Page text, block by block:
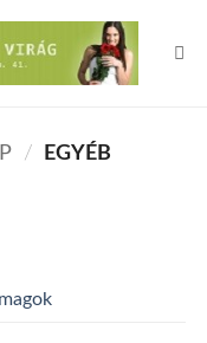
/ EGYÉB